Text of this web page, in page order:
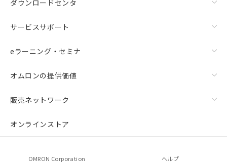
ダウンロードセンタ
サービスサポート
eラーニング・セミナ
オムロンの提供価値
販売ネットワーク
オンラインストア
OMRON Corporation ヘルプ